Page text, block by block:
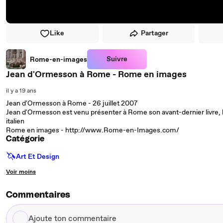
Like Partager
Rome-en-images Suivre
Jean d'Ormesson à Rome - Rome en images
il y a 19 ans
Jean d'Ormesson à Rome - 26 juillet 2007
Jean d'Ormesson est venu présenter à Rome son avant-dernier
italien
Rome en images - http://www.Rome-en-Images.com/
Catégorie
🦄Art Et Design
Voir moins
Commentaires